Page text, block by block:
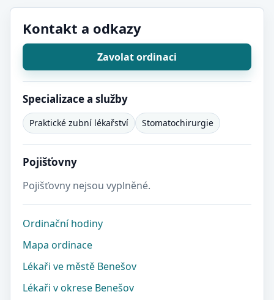
Kontakt a odkazy
Zavolat ordinaci
Specializace a služby
Praktické zubní lékařství Stomatochirurgie
Pojišťovny
Pojišťovny nejsou vyplněné.
Ordinační hodiny
Mapa ordinace
Lékaři ve městě Benešov
Lékaři v okrese Benešov